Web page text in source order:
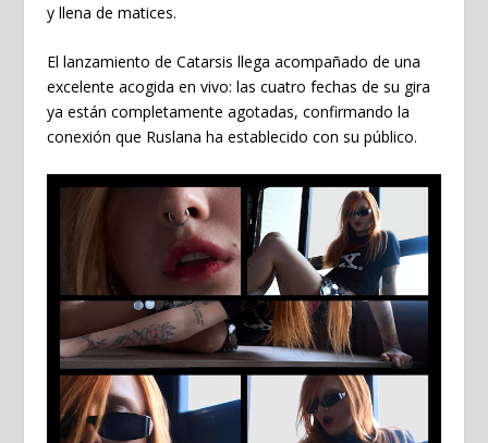
y llena de matices.
El lanzamiento de Catarsis llega acompañado de una
excelente acogida en vivo: las cuatro fechas de su gira
ya están completamente agotadas, confirmando la
conexión que Ruslana ha establecido con su público.